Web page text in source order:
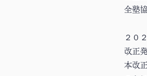
全塾
２０
改正
本改